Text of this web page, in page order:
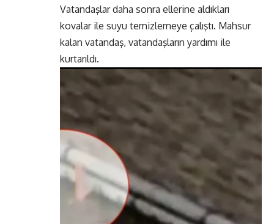
Vatandaşlar daha sonra ellerine aldıkları
kovalar ile suyu temizlemeye çalıştı. Mahsur
kalan vatandaş, vatandaşların yardımı ile
kurtarıldı.